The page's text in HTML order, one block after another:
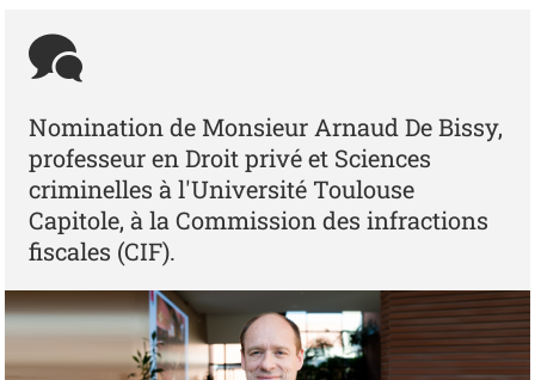
Nomination de Monsieur Arnaud De Bissy,
professeur en Droit privé et Sciences
criminelles à l'Université Toulouse
Capitole, à la Commission des infractions
fiscales (CIF).